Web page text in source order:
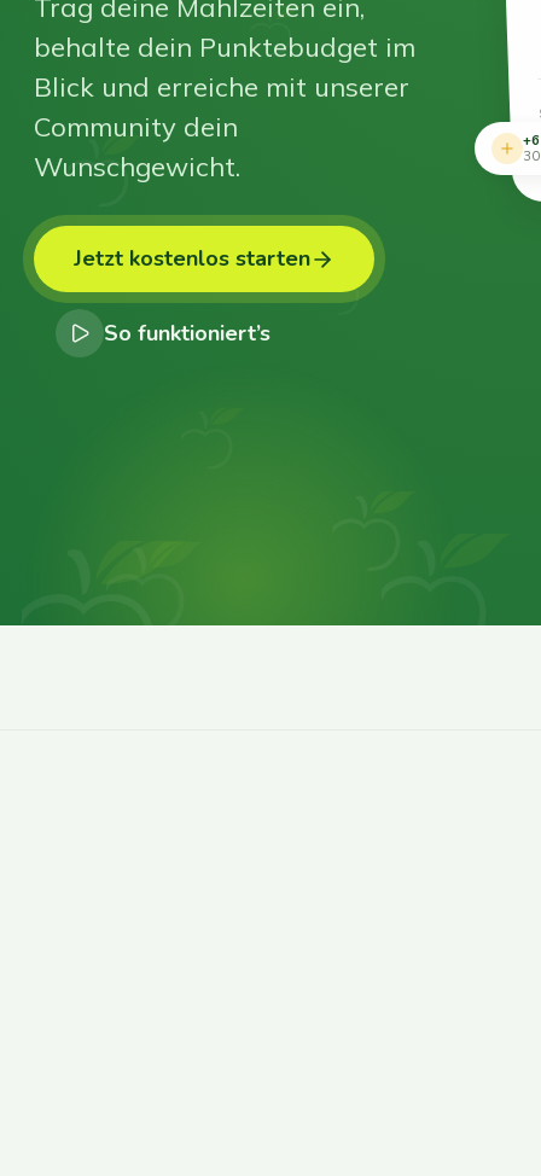
Trag deine Mahlzeiten ein,
behalte dein Punktebudget im
Blick und erreiche mit unserer
Community dein
Wunschgewicht.
Jetzt kostenlos starten
So funktioniert’s